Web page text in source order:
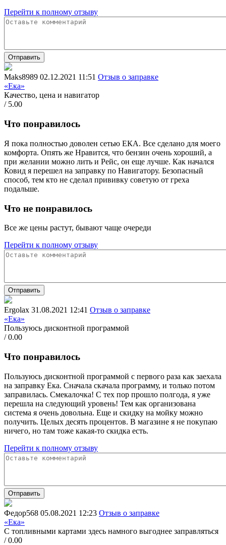
Перейти к полному отзыву
Отправить
Maks8989 02.12.2021 11:51 Отзыв о заправке
«Ека»
Качество, цена и навигатор
/ 5.00
Что понравилось
Я пока полностью доволен сетью ЕКА. Все сделано для моего
комфорта. Опять же Нравится, что бензин очень хороший, а
при желании можно лить и Рейс, он еще лучше. Как начался
Ковид я перешел на заправку по Навигатору. Безопасный
способ, тем кто не сделал прививку советую от греха
подальше.
Что не понравилось
Все же цены растут, бывают чаще очереди
Перейти к полному отзыву
Отправить
Ergolax 31.08.2021 12:41 Отзыв о заправке
«Ека»
Пользуюсь дисконтной программой
/ 0.00
Что понравилось
Пользуюсь дисконтной программой с первого раза как заехала
на заправку Ека. Сначала скачала программу, и только потом
заправилась. Смекалочка! С тех пор прошло полгода, я уже
перешла на следующий уровень! Тем как организована
система я очень довольна. Еще и скидку на мойку можно
получить. Целых десять процентов. В магазине я не покупаю
ничего, но там тоже какая-то скидка есть.
Перейти к полному отзыву
Отправить
Федор568 05.08.2021 12:23 Отзыв о заправке
«Ека»
С топливными картами здесь намного выгоднее заправляться
/ 0.00